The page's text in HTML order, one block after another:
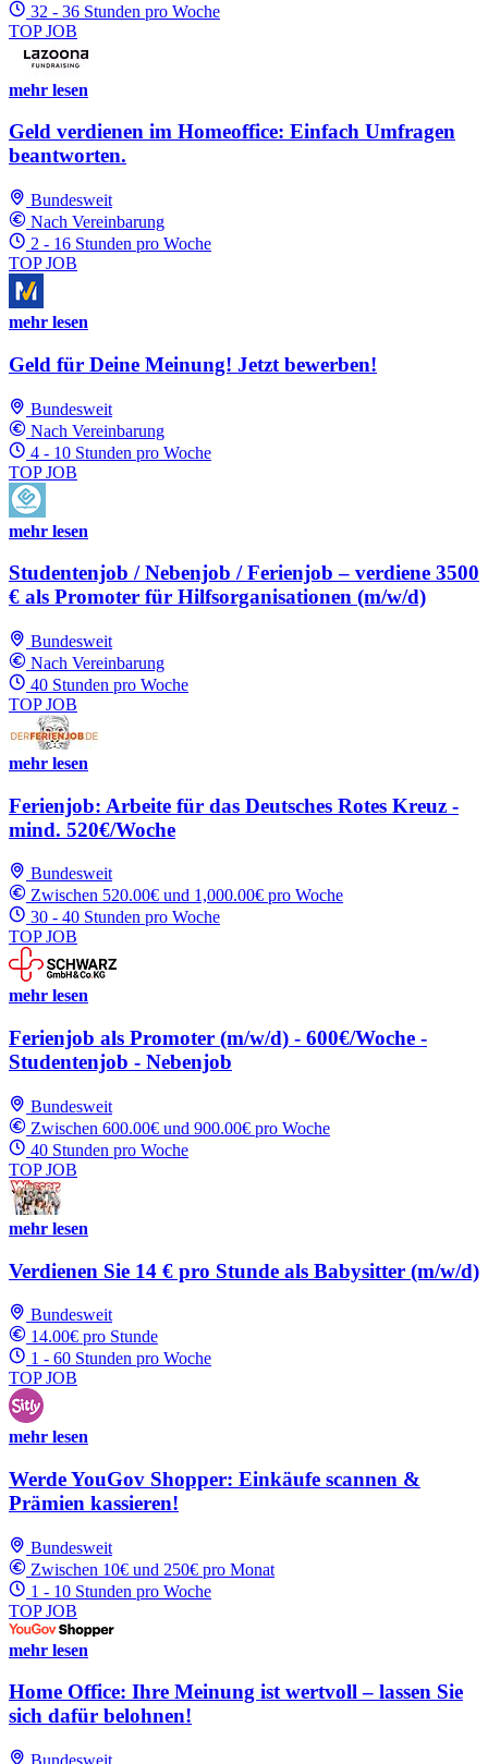
32 - 36 Stunden pro Woche
TOP JOB
mehr lesen
Geld verdienen im Homeoffice: Einfach Umfragen
beantworten.
Bundesweit
Nach Vereinbarung
2 - 16 Stunden pro Woche
TOP JOB
mehr lesen
Geld für Deine Meinung! Jetzt bewerben!
Bundesweit
Nach Vereinbarung
4 - 10 Stunden pro Woche
TOP JOB
mehr lesen
Studentenjob / Nebenjob / Ferienjob – verdiene 3500
€ als Promoter für Hilfsorganisationen (m/w/d)
Bundesweit
Nach Vereinbarung
40 Stunden pro Woche
TOP JOB
mehr lesen
Ferienjob: Arbeite für das Deutsches Rotes Kreuz -
mind. 520€/Woche
Bundesweit
Zwischen 520.00€ und 1,000.00€ pro Woche
30 - 40 Stunden pro Woche
TOP JOB
mehr lesen
Ferienjob als Promoter (m/w/d) - 600€/Woche -
Studentenjob - Nebenjob
Bundesweit
Zwischen 600.00€ und 900.00€ pro Woche
40 Stunden pro Woche
TOP JOB
mehr lesen
Verdienen Sie 14 € pro Stunde als Babysitter (m/w/d)
Bundesweit
14.00€ pro Stunde
1 - 60 Stunden pro Woche
TOP JOB
mehr lesen
Werde YouGov Shopper: Einkäufe scannen &
Prämien kassieren!
Bundesweit
Zwischen 10€ und 250€ pro Monat
1 - 10 Stunden pro Woche
TOP JOB
mehr lesen
Home Office: Ihre Meinung ist wertvoll – lassen Sie
sich dafür belohnen!